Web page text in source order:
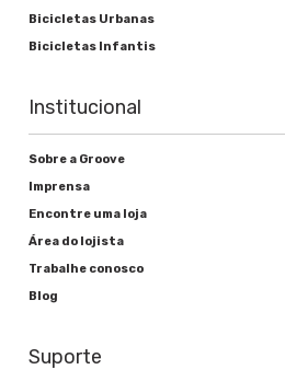
Bicicletas Urbanas
Bicicletas Infantis
Institucional
Sobre a Groove
Imprensa
Encontre uma loja
Área do lojista
Trabalhe conosco
Blog
Suporte